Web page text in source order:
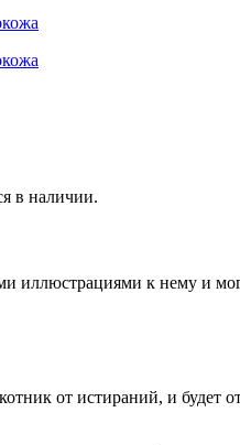
в наличии.
к нему и
от истираний, и будет